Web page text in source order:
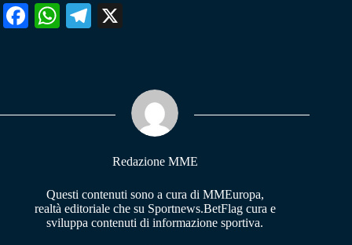
Fa W
pp
Te
m
Redazione MME
Questi contenuti sono a cura di MMEuropa,
realtà editoriale che su Sportnews.BetFlag cura e
sviluppa contenuti di informazione sportiva.